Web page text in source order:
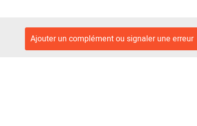
Ajouter un complément ou signaler une erreur